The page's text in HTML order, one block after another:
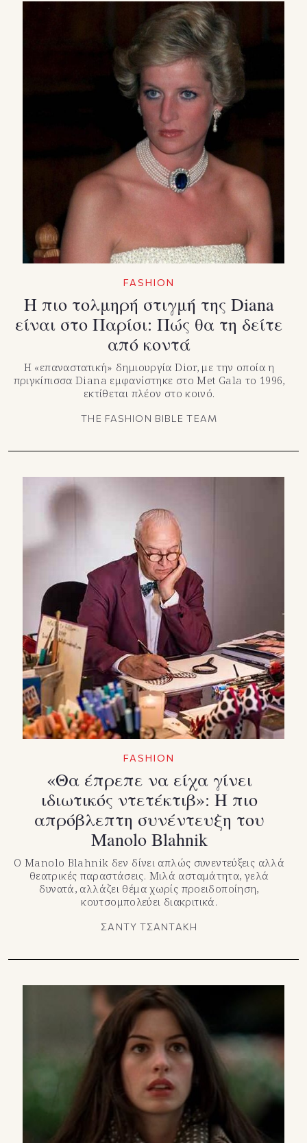
FASHION
Η πιο τολμηρή στιγμή της Diana
είναι στο Παρίσι: Πώς θα τη δείτε
από κοντά
Η «επαναστατική» δημιουργία Dior, με την οποία η
πριγκίπισσα Diana εμφανίστηκε στο Met Gala το 1996,
εκτίθεται πλέον στο κοινό.
THE FASHION BIBLE TEAM
FASHION
«Θα έπρεπε να είχα γίνει
ιδιωτικός ντετέκτιβ»: Η πιο
απρόβλεπτη συνέντευξη του
Manolo Blahnik
Ο Manolo Blahnik δεν δίνει απλώς συνεντεύξεις αλλά
θεατρικές παραστάσεις. Μιλά ασταμάτητα, γελά
δυνατά, αλλάζει θέμα χωρίς προειδοποίηση,
κουτσομπολεύει διακριτικά.
ΣΑΝΤΥ ΤΣΑΝΤΑΚΗ